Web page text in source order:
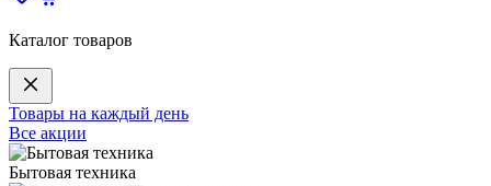
Каталог товаров
Товары на каждый день
Все акции
Бытовая техника